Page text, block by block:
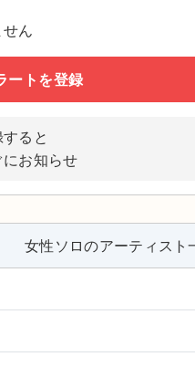
ん
ートを登録
ると
お知らせ
女性ソロのアーティスト